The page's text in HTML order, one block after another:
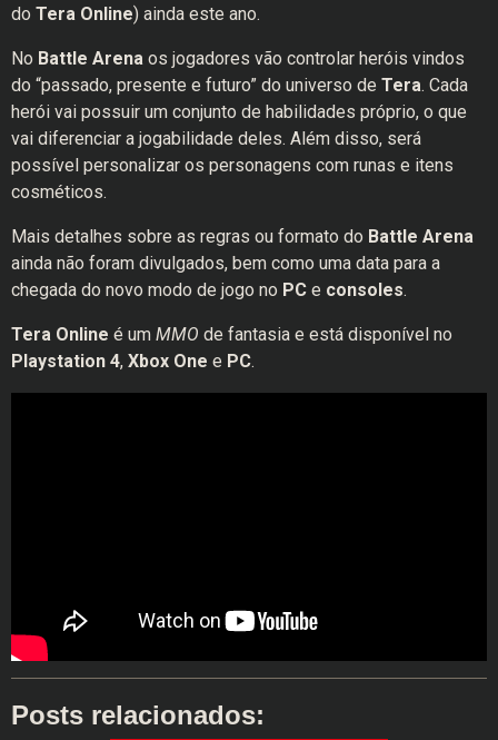
do Tera Online) ainda este ano.
No Battle Arena os jogadores vão controlar heróis vindos
do “passado, presente e futuro” do universo de Tera. Cada
herói vai possuir um conjunto de habilidades próprio, o que
vai diferenciar a jogabilidade deles. Além disso, será
possível personalizar os personagens com runas e itens
cosméticos.
Mais detalhes sobre as regras ou formato do Battle Arena
ainda não foram divulgados, bem como uma data para a
chegada do novo modo de jogo no PC e consoles.
Tera Online é um MMO de fantasia e está disponível no
Playstation 4, Xbox One e PC.
Posts relacionados: